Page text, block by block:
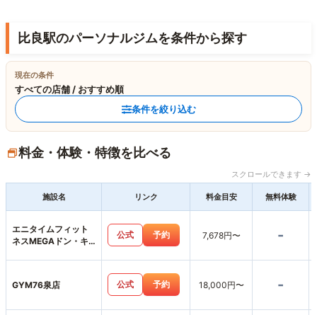
比良駅のパーソナルジムを条件から探す
現在の条件
すべての店舗 / おすすめ順
条件を絞り込む
料金・体験・特徴を比べる
スクロールできます →
施設名 リンク 料金目安 無料体験
エニタイムフィット
ネスMEGAドン・キ
公式 予約 7,678円〜 -
GYM76泉店 公式 予約 18,000円〜 -